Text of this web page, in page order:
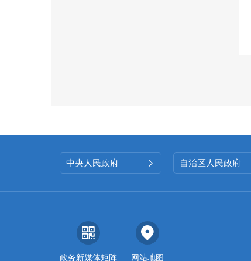
中央人民政府  自治区人民政府
政务新媒体矩阵 网站地图